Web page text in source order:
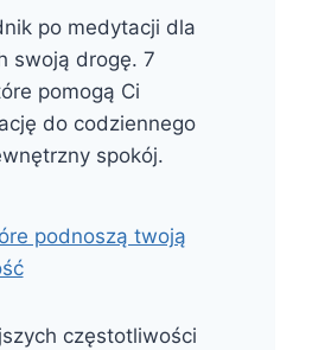
po medytacji dla
swoją drogę. 7
pomogą Ci
do codziennego
spokój.
podnoszą twoją
częstotliwości